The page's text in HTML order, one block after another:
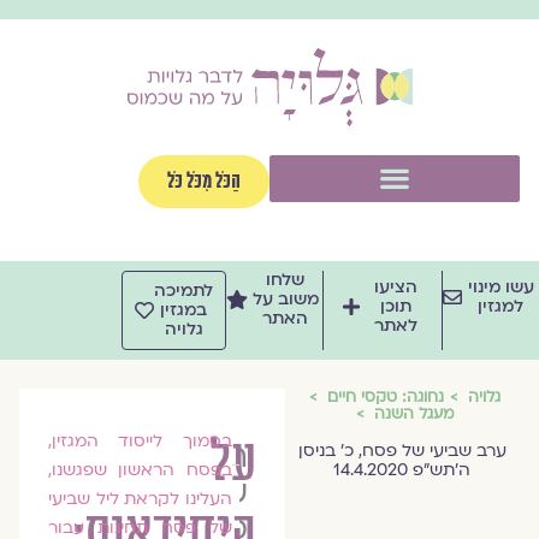
הַכֹּל מִכֹּל כֹּל
מינוי
למגזין
הציעו
תוכן
לאתר
שלחו
משוב על
האתר
לתמיכה
במגזין
גלויה
גלויה נחוגה: טקסי חיים
מעגל השנה
ערב שביעי של פסח, כ׳ בניסן
ה׳תש״פ 14.4.2020
על
הרבנית
שרה
סגל־כץ
בסמוך לייסוד המגזין,
בפסח הראשון שפגשנו,
העלינו לקראת ליל שביעי
של פסח תחינות עבור